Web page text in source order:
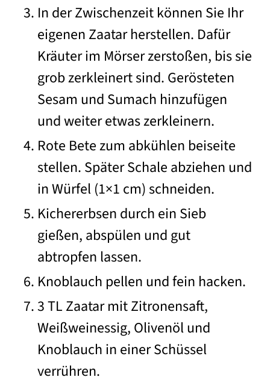
In der Zwischenzeit können Sie Ihr
eigenen Zaatar herstellen. Dafür
Kräuter im Mörser zerstoßen, bis sie
grob zerkleinert sind. Gerösteten
Sesam und Sumach hinzufügen
und weiter etwas zerkleinern.
Rote Bete zum abkühlen beiseite
stellen. Später Schale abziehen und
in Würfel (1×1 cm) schneiden.
Kichererbsen durch ein Sieb
gießen, abspülen und gut
abtropfen lassen.
Knoblauch pellen und fein hacken.
3 TL Zaatar mit Zitronensaft,
Weißweinessig, Olivenöl und
Knoblauch in einer Schüssel
verrühren.